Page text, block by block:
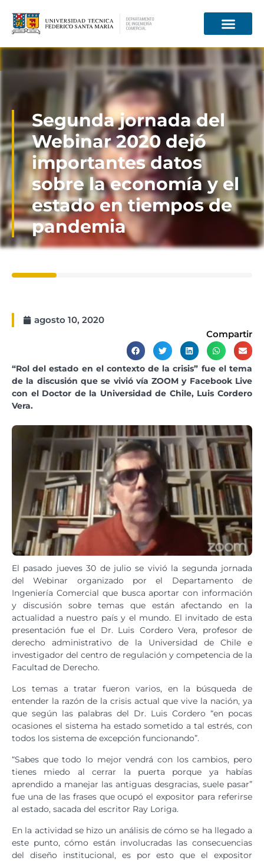
Segunda jornada del
Webinar 2020 dejó
importantes datos
sobre la economía y el
estado en tiempos de
pandemia
agosto 10, 2020
Compartir
“Rol del estado en el contexto de la crisis” fue el tema
de la discusión que se vivió vía ZOOM y Facebook Live
con el Doctor de la Universidad de Chile, Luis Cordero
Vera.
El pasado jueves 30 de julio se vivió la segunda jornada
del Webinar organizado por el Departamento de
Ingeniería Comercial que busca aportar con información
y discusión sobre temas que están afectando en la
actualidad a nuestro país y el mundo. El invitado de esta
presentación fue el Dr. Luis Cordero Vera, profesor de
derecho administrativo de la Universidad de Chile e
investigador del centro de regulación y competencia de la
Facultad de Derecho.
Los temas a tratar fueron varios, en la búsqueda de
entender la razón de la crisis actual que vive la nación, ya
que según las palabras del Dr. Luis Cordero “en pocas
ocasiones el sistema ha estado sometido a tal estrés, con
todos los sistema de excepción funcionando”.
“Sabes que todo lo mejor vendrá con los cambios, pero
tienes miedo al cerrar la puerta porque ya habías
aprendido a manejar las antiguas desgracias, suele pasar”
fue una de las frases que ocupó el expositor para referirse
al estado, sacada del escritor Ray Loriga.
En la actividad se hizo un análisis de cómo se ha llegado a
este punto, cómo están involucradas las consecuencias
del diseño institucional, es por esto que el expositor